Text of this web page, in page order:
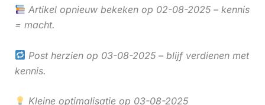
Artikel opnieuw bekeken op 02-08-2025 – kennis
= macht.
Post herzien op 03-08-2025 – blijf verdienen met
kennis.
Kleine optimalisatie op 03-08-2025